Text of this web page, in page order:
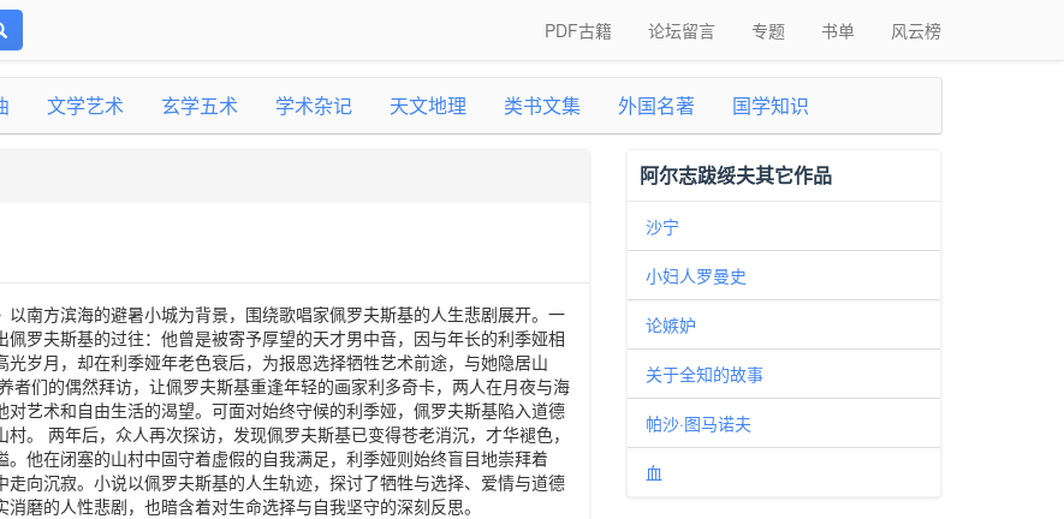
PDF古籍 论坛留言 专题 书单 风云榜
文学艺术 玄学五术 学术杂记 天文地理 类书文集 外国名著 国学知识
以南方滨海的避暑小城为背景，围绕歌唱家佩罗夫斯基的人生悲剧展开。一
罗夫斯基的过往：他曾是被寄予厚望的天才男中音，因与年长的利季娅相
光岁月，却在利季娅年老色衰后，为报恩选择牺牲艺术前途，与她隐居山
者们的偶然拜访，让佩罗夫斯基重逢年轻的画家利多奇卡，两人在月夜与海
对艺术和自由生活的渴望。可面对始终守候的利季娅，佩罗夫斯基陷入道德
。 两年后，众人再次探访，发现佩罗夫斯基已变得苍老消沉，才华褪色，
他在闭塞的山村中固守着虚假的自我满足，利季娅则始终盲目地崇拜着
走向沉寂。小说以佩罗夫斯基的人生轨迹，探讨了牺牲与选择、爱情与道德
磨的人性悲剧，也暗含着对生命选择与自我坚守的深刻反思。
阿尔志跋绥夫其它作品
沙宁
小妇人罗曼史
论嫉妒
关于全知的故事
帕沙·图马诺夫
血